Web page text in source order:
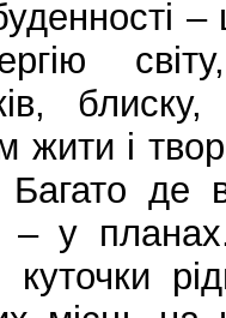
жити і
де
– у
куточки